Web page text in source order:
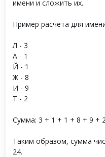
имени и сложить их.
Пример расчета для
Л - 3
А - 1
Й - 1
Ж - 8
И - 9
Т - 2
Сумма: 3 + 1 + 1 + 8 + 9 +
Таким образом, сумма
24.